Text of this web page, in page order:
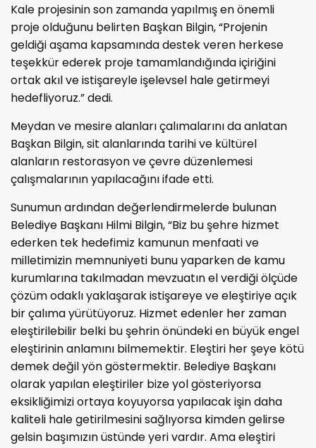
Kale projesinin son zamanda yapılmış en önemli
proje olduğunu belirten Başkan Bilgin, “Projenin
geldiği aşama kapsamında destek veren herkese
teşekkür ederek proje tamamlandığında içiriğini
ortak akıl ve istişareyle işelevsel hale getirmeyi
hedefliyoruz.” dedi.
Meydan ve mesire alanları çalımalarını da anlatan
Başkan Bilgin, sit alanlarında tarihi ve kültürel
alanların restorasyon ve çevre düzenlemesi
çalışmalarının yapılacağını ifade etti.
Sunumun ardından değerlendirmelerde bulunan
Belediye Başkanı Hilmi Bilgin, “Biz bu şehre hizmet
ederken tek hedefimiz kamunun menfaati ve
milletimizin memnuniyeti bunu yaparken de kamu
kurumlarına takılmadan mevzuatın el verdiği ölçüde
çözüm odaklı yaklaşarak istişareye ve eleştiriye açık
bir çalıma yürütüyoruz. Hizmet edenler her zaman
eleştirilebilir belki bu şehrin önündeki en büyük engel
eleştirinin anlamını bilmemektir. Eleştiri her şeye kötü
demek değil yön göstermektir. Belediye Başkanı
olarak yapılan eleştiriler bize yol gösteriyorsa
eksikliğimizi ortaya koyuyorsa yapılacak işin daha
kaliteli hale getirilmesini sağlıyorsa kimden gelirse
gelsin başımızın üstünde yeri vardır. Ama eleştiri